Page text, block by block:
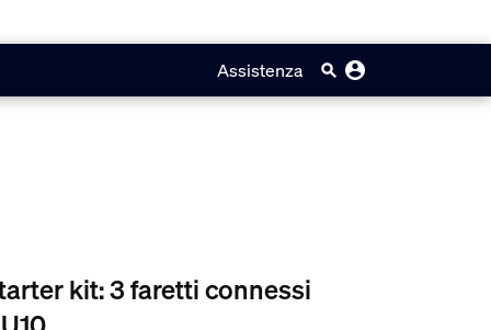
Assistenza
kit: 3 faretti connessi